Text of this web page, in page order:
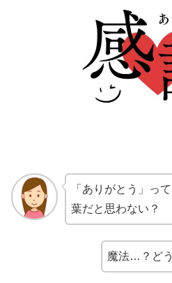
「ありがとう」っ
葉だと思わない？
魔法…？ど